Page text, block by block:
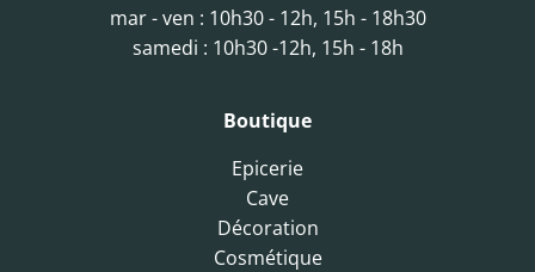
mar - ven : 10h30 - 12h, 15h - 18h30
samedi : 10h30 -12h, 15h - 18h
Boutique
Epicerie
Cave
Décoration
Cosmétique